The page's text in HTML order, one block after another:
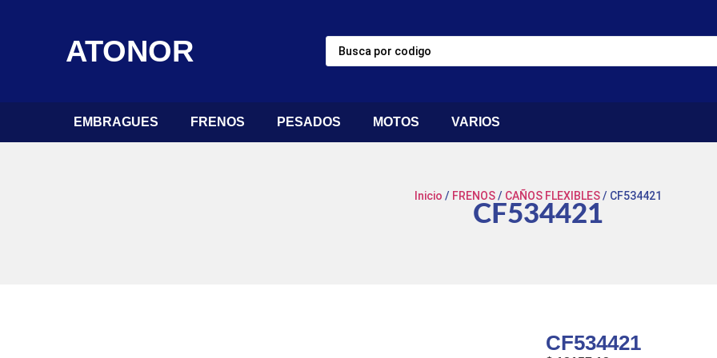
ATONOR
EMBRAGUES FRENOS PESADOS MOTOS VARIOS
Inicio / FRENOS/ CAÑOS FLEXIBLES/ CF534421
CF534421
CF534421